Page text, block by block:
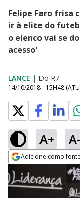
Felipe Faro frisa
ir à elite do
o elenco vai se
acesso'
LANCE | Do R7
14/10/2018 - 15H48
A+ A-
Adicione como
Opens in new